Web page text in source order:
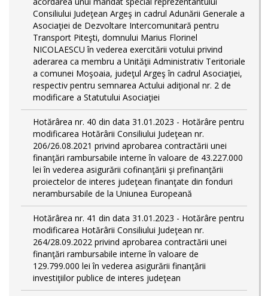
Consiliului Judeţean Argeş in cadrul Adunării Generale a
Asociaţiei de Dezvoltare Intercomunitară pentru
Transport Piteşti, domnului Marius Florinel
NICOLAESCU în vederea exercitării votului privind
aderarea ca membru a Unităţii Administrativ Teritoriale
a comunei Moşoaia, judeţul Argeş în cadrul Asociaţiei,
respectiv pentru semnarea Actului adiţional nr. 2 de
modificare a Statutului Asociaţiei
Hotărârea nr. 40 din data 31.01.2023 - Hotărâre pentru
modificarea Hotărârii Consiliului Judeţean nr.
206/26.08.2021 privind aprobarea contractării unei
finanţări rambursabile interne în valoare de 43.227.000
lei în vederea asigurării cofinanţării şi prefinanţării
proiectelor de interes judeţean finanţate din fonduri
nerambursabile de la Uniunea Europeană
Hotărârea nr. 41 din data 31.01.2023 - Hotărâre pentru
modificarea Hotărârii Consiliului Judeţean nr.
264/28.09.2022 privind aprobarea contractării unei
finanţări rambursabile interne în valoare de
129.799.000 lei în vederea asigurării finanţării
investiţiilor publice de interes judeţean